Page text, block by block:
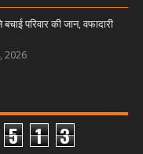
परिवार की जान, वफादारी
2026
5 1 3